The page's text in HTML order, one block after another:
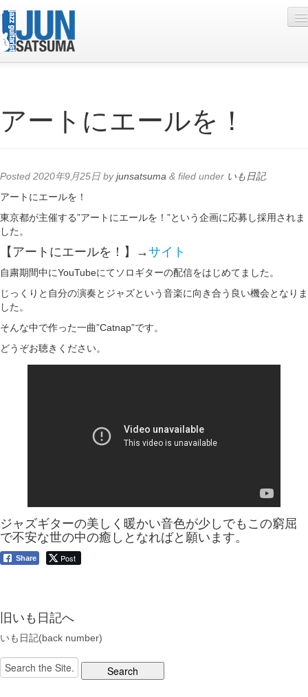
Live Schedule
Photo
Contact
YouTube
Online Lesson
アートにエールを！
Posted 2020年9月25日 byjunsatsuma & filed under いも日記.
アートにエールを！
東京都が主催する”アートにエールを！”という企画に応募し採用されま
した。
【アートにエールを！】→サイト
自粛期間中にYouTubeにてソロギターの配信をはじめてました。
じっくりと自分の演奏とジャズという音楽に向き合う良い機会となりま
した。
そんな中で作った一曲”Catnap”です。
どうぞお聴きください。
ジャズギターの美しく暖かい音色が少しでもこの窮屈
で不安な世の中の癒しとなればと願います。
Share Post
旧いも日記へ
いも日記(back number)
Search
for: